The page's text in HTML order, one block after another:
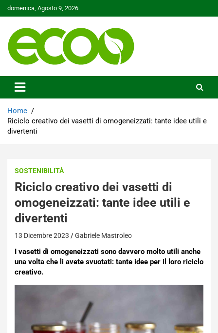
Skip
to
domenica, Agosto 9, 2026
Ecoo.it
Home
Riciclo creativo dei vasetti di omogeneizzati: tante idee utili e
divertenti
SOSTENIBILITÀ
Riciclo creativo dei vasetti di
omogeneizzati: tante idee utili e
divertenti
13 Dicembre 2023 Gabriele Mastroleo
I vasetti di omogeneizzati sono davvero molto utili anche
una volta che li avete svuotati: tante idee per il loro riciclo
creativo.